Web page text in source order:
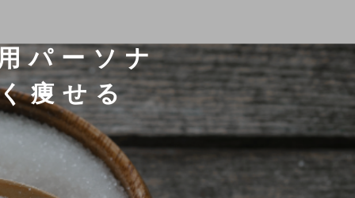
パーソナ
痩せる